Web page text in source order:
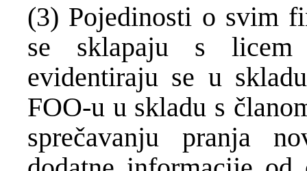
(3) Pojedinosti o svim
se sklapaju s
evidentiraju se u
FOO-u u skladu s
sprečavanju pranja